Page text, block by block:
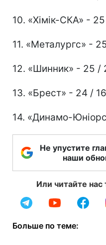
10. «Хімік-СКА» -
11. «Металургс» -
12. «Шинник» - 25 /
13. «Брест» - 24 / 16
14. «Динамо-
Не упустите
наши
Или читайте нас
Больше по теме: